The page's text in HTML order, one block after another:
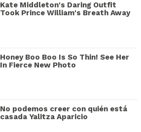
Kate Middleton's Daring Outfit
Took Prince William's Breath Away
Honey Boo Boo Is So Thin! See Her
In Fierce New Photo
No podemos creer con quién está
casada Yalitza Aparicio